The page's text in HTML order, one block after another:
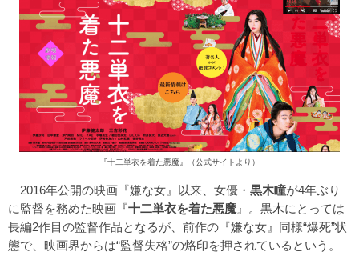
『十二単衣を着た悪魔』（公式サイトより）
2016年公開の映画『嫌な女』以来、女優・ 黒木瞳が4年ぶり
に監督を務めた映画『十二単衣を着た悪魔 』。黒木にとっては
長編2作目の監督作品となるが、前作の『嫌な女』同様“爆死”状
態で、映画界からは“監督失格”の烙印を押されているという。